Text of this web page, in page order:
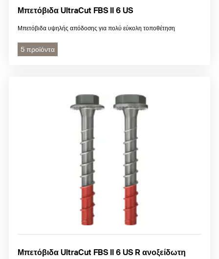
Μπετόβιδα UltraCut FBS II 6 US
Μπετόβιδα υψηλής απόδοσης για πολύ εύκολη τοποθέτηση
5 προϊόντα
Μπετόβιδα UltraCut FBS II 6 US R ανοξείδωτη